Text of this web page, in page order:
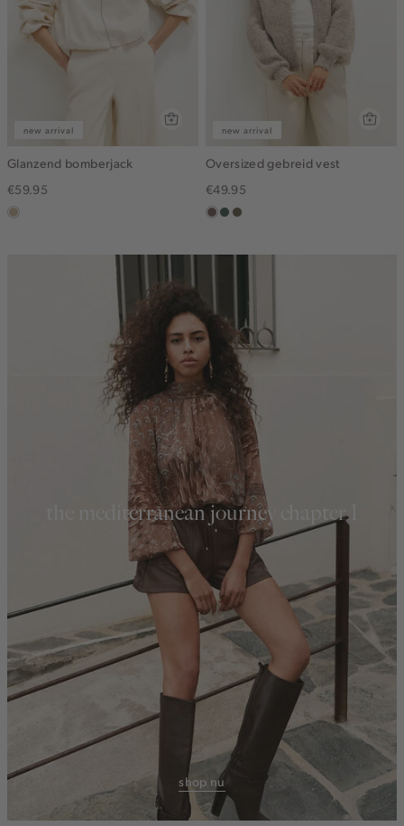
new arrival
Glanzend bomberjack
€59.95
lichtzand
new arrival
Oversized gebreid vest
€49.95
taupe
groen,
bruin
the mediterranean journey chapter 1
shop nu